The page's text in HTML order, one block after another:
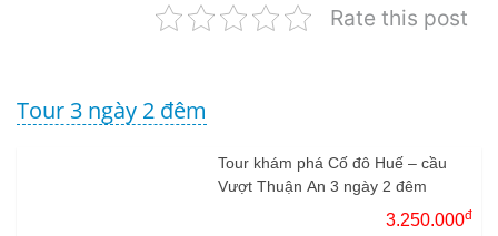
Rate this post
Tour 3 ngày 2 đêm
Tour khám phá Cố đô Huế – cầu
Vượt Thuận An 3 ngày 2 đêm
3.250.000đ